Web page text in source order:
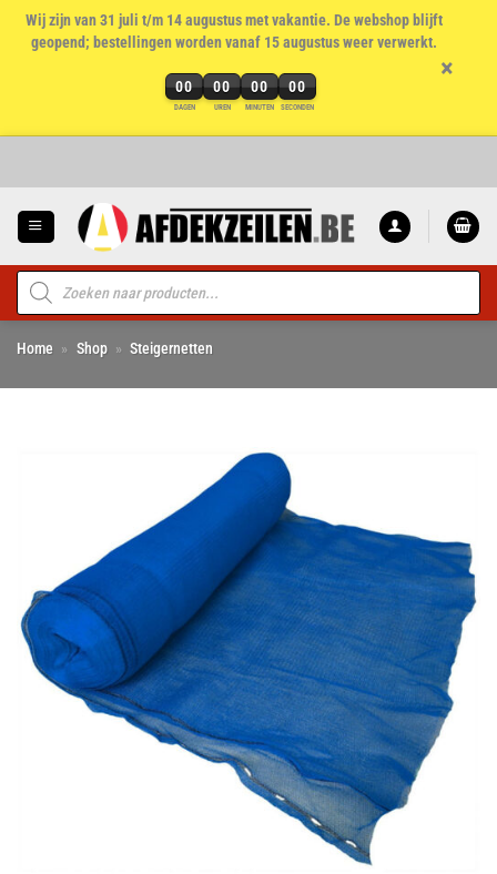
Wij zijn van 31 juli t/m 14 augustus met vakantie. De webshop blijft
geopend; bestellingen worden vanaf 15 augustus weer verwerkt.
00
DAGEN
00
UREN
00
MINUTEN
00
SECONDEN
×
Producten
zoeken
Home » Shop » Steigernetten